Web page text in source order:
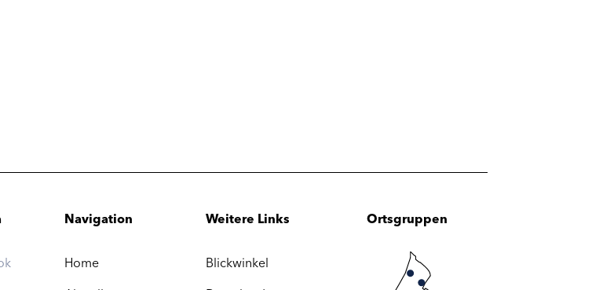
Navigation
Home
Weitere Links
Blickwinkel
Ortsgruppen